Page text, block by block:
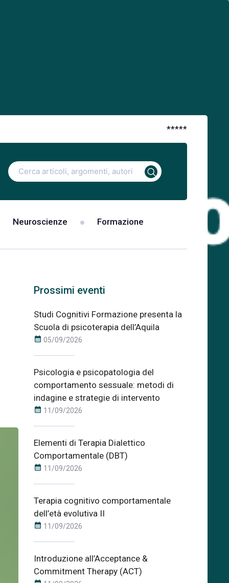
*****
Ricerca
per:
Neuroscienze Formazione
Prossimi eventi
Studi Cognitivi Formazione presenta la
Scuola di psicoterapia dell’Aquila
calendar_month 05/09/2026
Psicologia e psicopatologia del
comportamento sessuale: metodi di
indagine e strategie di intervento
calendar_month 11/09/2026
Elementi di Terapia Dialettico
Comportamentale (DBT)
calendar_month 11/09/2026
Terapia cognitivo comportamentale
dell’età evolutiva II
calendar_month 11/09/2026
Introduzione all’Acceptance &
Commitment Therapy (ACT)